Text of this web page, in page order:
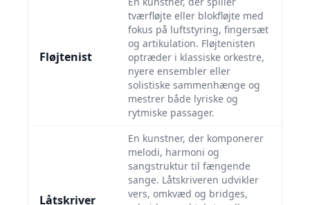
Fløjtenist
tværfløjte eller blokfløjte med
fokus på luftstyring, fingersæt
og artikulation. Fløjtenisten
optræder i klassiske orkestre,
nyere ensembler eller
solistiske sammenhænge og
mestrer både lyriske og
rytmiske passager.
Låtskriver
En kunstner, der komponerer
melodi, harmoni og
sangstruktur til fængende
sange. Låtskriveren udvikler
vers, omkvæd og bridges,